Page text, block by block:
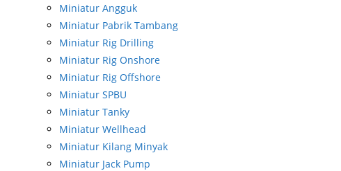
Miniatur Angguk
Miniatur Pabrik Tambang
Miniatur Rig Drilling
Miniatur Rig Onshore
Miniatur Rig Offshore
Miniatur SPBU
Miniatur Tanky
Miniatur Wellhead
Miniatur Kilang Minyak
Miniatur Jack Pump